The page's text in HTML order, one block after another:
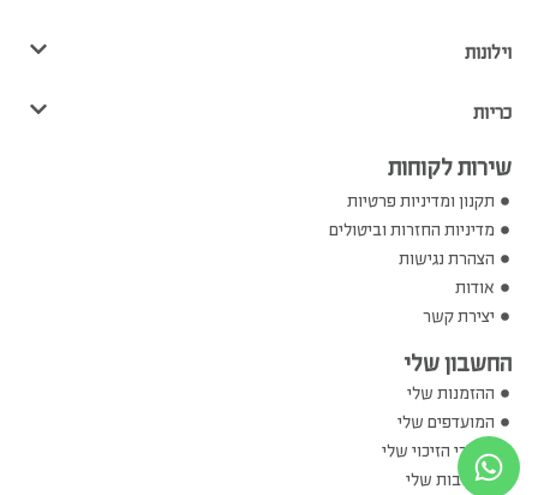
וילונות
כריות
שירות לקוחות
תקנון ומדיניות פרטיות
מדיניות החזרות וביטולים
הצהרת נגישות
אודות
יצירת קשר
החשבון שלי
ההזמנות שלי
המועדפים שלי
שוברי הזיכוי שלי
הכתובות שלי